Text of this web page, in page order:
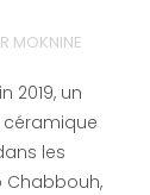
MOKNINE
2019, un
céramique
les
Chabbouh,